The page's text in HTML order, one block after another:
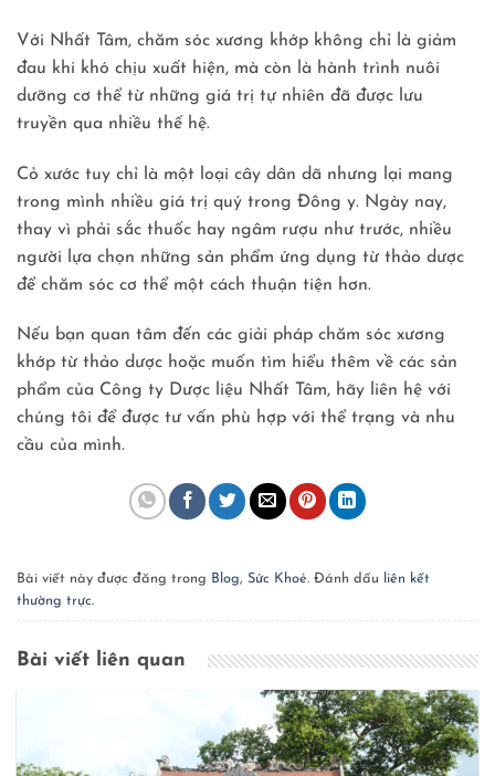
Với Nhất Tâm, chăm sóc xương khớp không chỉ là giảm
đau khi khó chịu xuất hiện, mà còn là hành trình nuôi
dưỡng cơ thể từ những giá trị tự nhiên đã được lưu
truyền qua nhiều thế hệ.
Cỏ xước tuy chỉ là một loại cây dân dã nhưng lại mang
trong mình nhiều giá trị quý trong Đông y. Ngày nay,
thay vì phải sắc thuốc hay ngâm rượu như trước, nhiều
người lựa chọn những sản phẩm ứng dụng từ thảo dược
để chăm sóc cơ thể một cách thuận tiện hơn.
Nếu bạn quan tâm đến các giải pháp chăm sóc xương
khớp từ thảo dược hoặc muốn tìm hiểu thêm về các sản
phẩm của Công ty Dược liệu Nhất Tâm, hãy liên hệ với
chúng tôi để được tư vấn phù hợp với thể trạng và nhu
cầu của mình.
Bài viết này được đăng trong Blog, Sức Khoẻ. Đánh dấu
liên kết
thường trực.
Bài viết liên quan